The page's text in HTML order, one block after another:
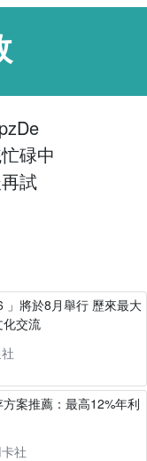
碌中
試
」將於8月舉行 歷來最大
交流
案推薦：最高12%年利
社